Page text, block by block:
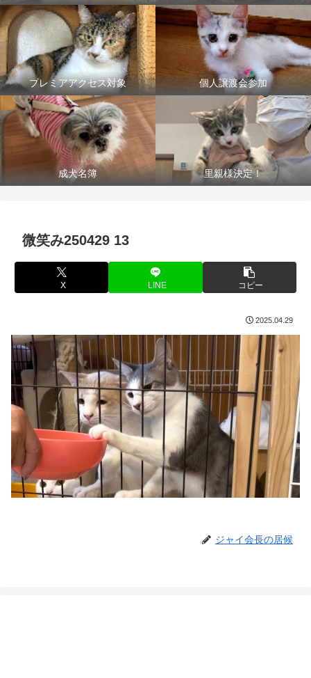
プレミアアクセス対象 個人譲渡会参加
成犬名簿 里親様決定！
微笑み250429 13
X LINE コピー
2025.04.29
ジャイ会長の居候